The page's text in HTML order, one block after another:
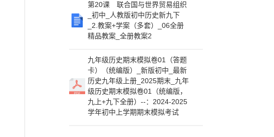
第20课 联合国与世界贸易组织
_初中_人教版初中历史新九下
_2.教案+学案（多套）_06全册
精品教案_全册教案2
九年级历史期末模拟卷01（答题
卡）（统编版）_新版初中_最新
历史九年级上册_2025期末_九年
级历史期末模拟卷01（统编版，
九上+九下全册）--：2024-2025
学年初中上学期期末模拟考试